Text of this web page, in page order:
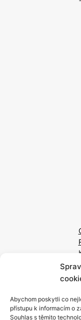
Abychom poskytli co
přístupu k informacím o
Souhlas s těmito